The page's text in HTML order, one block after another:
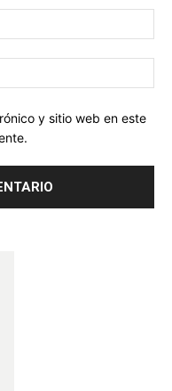
y sitio web en este